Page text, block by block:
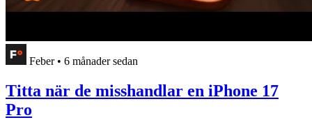
Feber • 6 månader sedan
Titta när de misshandlar en iPhone 17
Pro